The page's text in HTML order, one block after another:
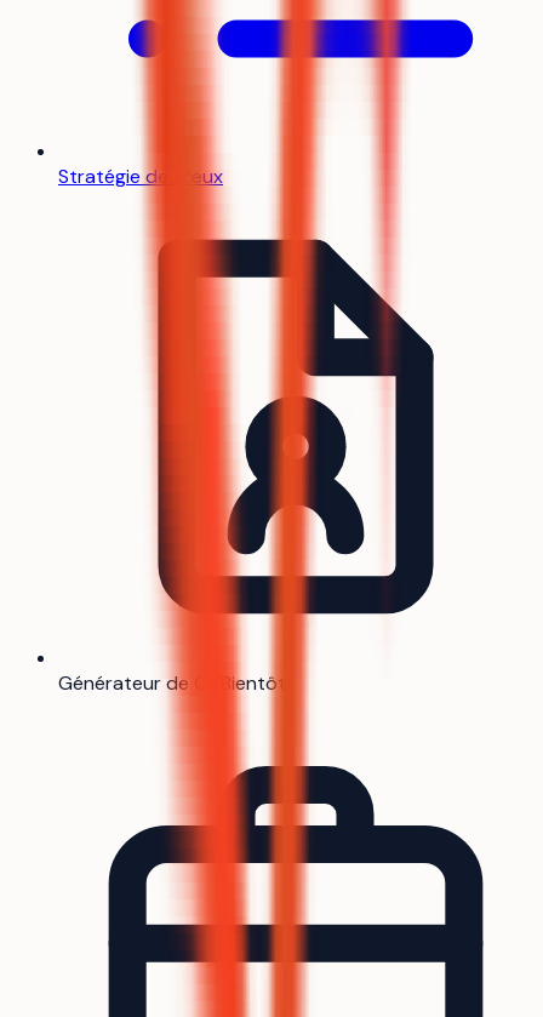
Stratégie de vœux
Générateur de CV Bientôt